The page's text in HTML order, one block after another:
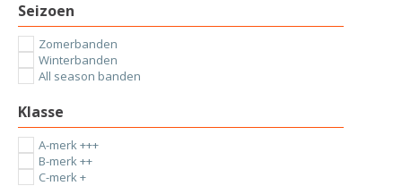
Seizoen
Zomerbanden
Winterbanden
All season banden
Klasse
A-merk +++
B-merk ++
C-merk +